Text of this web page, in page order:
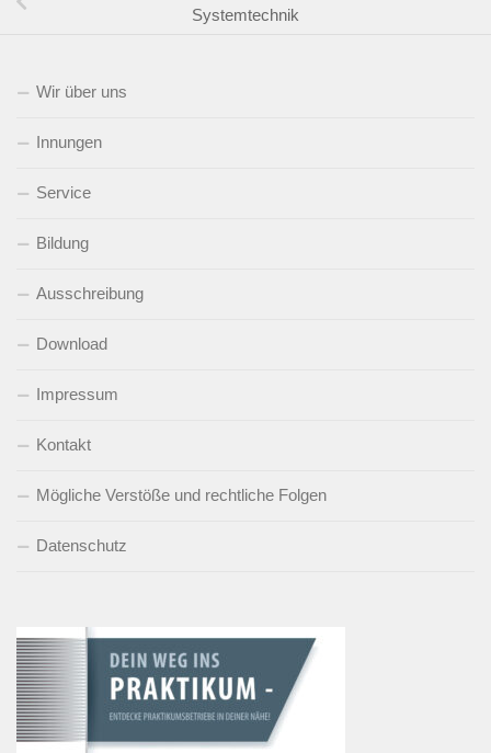
Systemtechnik
Wir über uns
Innungen
Service
Bildung
Ausschreibung
Download
Impressum
Kontakt
Mögliche Verstöße und rechtliche Folgen
Datenschutz